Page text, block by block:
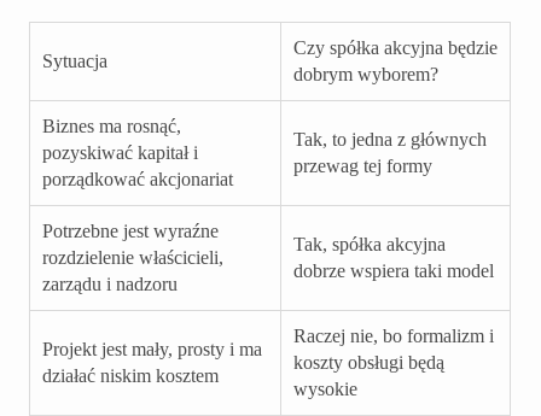
Sytuacja
Czy spółka akcyjna będzie
dobrym wyborem?
Biznes ma rosnąć,
pozyskiwać kapitał i
porządkować akcjonariat
Tak, to jedna z głównych
przewag tej formy
Potrzebne jest wyraźne
rozdzielenie właścicieli,
zarządu i nadzoru
Tak, spółka akcyjna
dobrze wspiera taki model
Projekt jest mały, prosty i ma
działać niskim kosztem
Raczej nie, bo formalizm i
koszty obsługi będą
wysokie